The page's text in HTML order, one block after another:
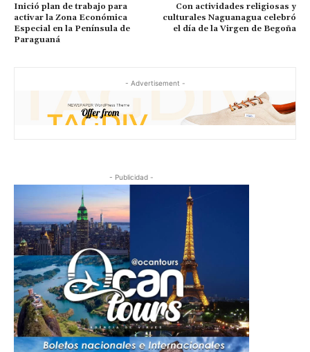
Inició plan de trabajo para
activar la Zona Económica
Especial en la Península de
Paraguaná
Con actividades religiosas y
culturales Naguanagua celebró
el día de la Virgen de Begoña
- Advertisement -
- Publicidad -